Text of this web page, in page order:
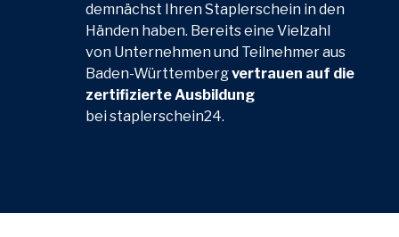
demnächst Ihren Staplerschein in den
Händen haben. Bereits eine Vielzahl
von Unternehmen und Teilnehmer aus
Baden-Württembergvertrauen auf die
zertifizierte Ausbildung
bei staplerschein24.